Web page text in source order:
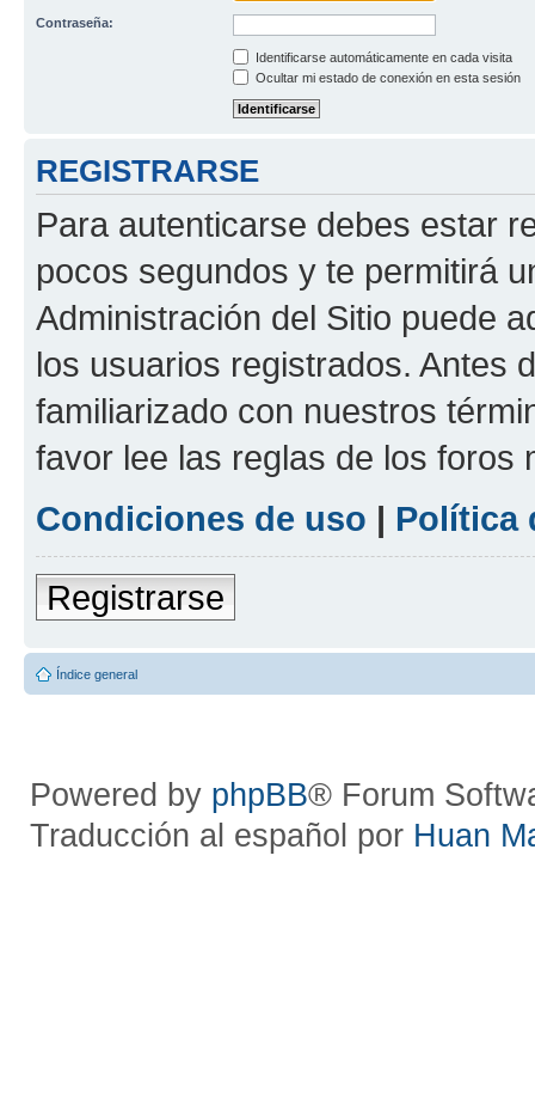
Contraseña:
Identificarse automáticamente en cada visita
Ocultar mi estado de conexión en esta sesión
REGISTRARSE
Para autenticarse debes estar
pocos segundos y te permitirá
Administración del Sitio puede
los usuarios registrados. Antes
familiarizado con nuestros
favor lee las reglas de los foros
Condiciones de uso | Política
Registrarse
Índice general
Powered by phpBB® Forum
Traducción al español por Huan